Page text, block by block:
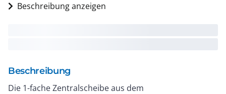
Beschreibung anzeigen
Beschreibung
Die 1-fache Zentralscheibe aus dem